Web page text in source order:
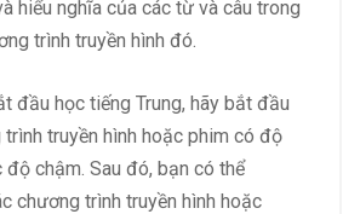
hiểu nghĩa của các từ và câu trong
trình truyền hình đó.
đầu học tiếng Trung, hãy bắt đầu
truyền hình hoặc phim có độ
chậm. Sau đó, bạn có thể
chương trình truyền hình hoặc